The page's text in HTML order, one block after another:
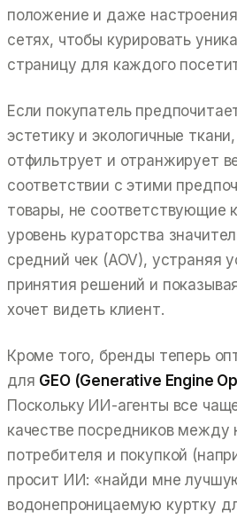
положение и даже
сетях, чтобы курировать
страницу для каждого
Если покупатель
эстетику и экологичные
отфильтрует и отранжирует
соответствии с этими
товары, не соответствующие
уровень кураторства
средний чек (AOV), устраняя
принятия решений и
хочет видеть клиент.
Кроме того, бренды теперь
для GEO (Generative Engine
Поскольку ИИ-агенты все
качестве посредников между
потребителя и покупкой
просит ИИ: «найди мне
водонепроницаемую куртку